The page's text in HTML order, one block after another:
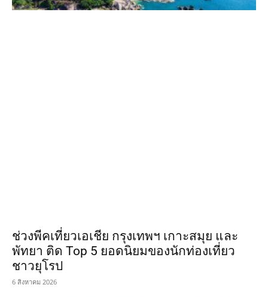
ช่วงพีคเที่ยวเอเชีย กรุงเทพฯ เกาะสมุย และ
พัทยา ติด Top 5 ยอดนิยมของนักท่องเที่ยว
ชาวยุโรป
6 สิงหาคม 2026